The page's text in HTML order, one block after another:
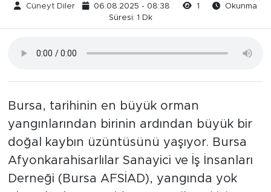
Cüneyt Diler 06.08.2025 - 08:38 1
Okunma
Süresi: 1 Dk
Bursa, tarihinin en büyük orman
yangınlarından birinin ardından büyük bir
doğal kaybın üzüntüsünü yaşıyor. Bursa
Afyonkarahisarlılar Sanayici ve İş İnsanları
Derneği (Bursa AFSİAD), yangında yok